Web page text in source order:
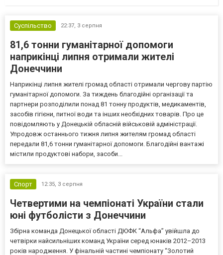
Суспільство 22:37, 3 серпня
81,6 тонни гуманітарної допомоги
наприкінці липня отримали жителі
Донеччини
Наприкінці липня жителі громад області отримали чергову партію
гуманітарної допомоги. За тиждень благодійні організації та
партнери розподілили понад 81 тонну продуктів, медикаментів,
засобів гігієни, питної води та інших необхідних товарів. Про це
повідомляють у Донецькій обласній військовій адміністрації.
Упродовж останнього тижня липня жителям громад області
передали 81,6 тонни гуманітарної допомоги. Благодійні вантажі
містили продуктові набори, засоби...
Спорт 12:35, 3 серпня
Четвертими на чемпіонаті України стали
юні футболісти з Донеччини
Збірна команда Донецької області ДЮФК “Альфа” увійшла до
четвірки найсильніших команд України серед юнаків 2012–2013
років народження. У фінальній частині чемпіонату “Золотий